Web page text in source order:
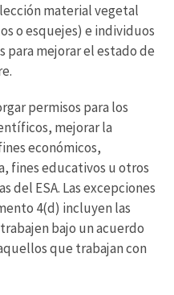
material vegetal
o esquejes) e individuos
para mejorar el estado de
permisos para los
mejorar la
económicos,
fines educativos u otros
del ESA. Las excepciones
4(d) incluyen las
bajo un acuerdo
que trabajan con